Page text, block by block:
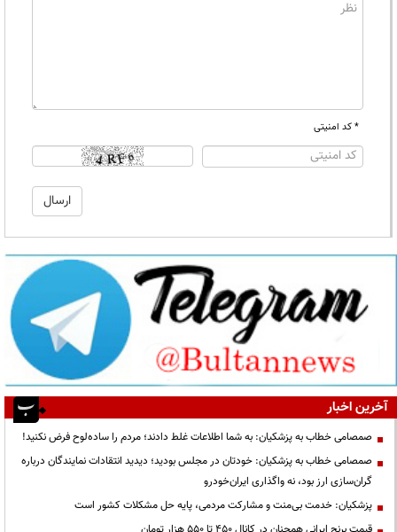
* کد امنیتی
آخرین اخبار
صمصامی خطاب به پزشکیان: به شما اطلاعات غلط دادند؛ مردم را ساده‌لوح فرض نکنید!
صمصامی خطاب به پزشکیان: خودتان در مجلس بودید؛ دیدید انتقادات نمایندگان درباره
گران‌سازی ارز بود، نه واگذاری ایران‌خودرو
پزشکیان: خدمت بی‌منت و مشارکت مردمی، پایه حل مشکلات کشور است